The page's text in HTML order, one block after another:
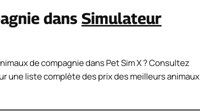
dans Simulateur
de compagnie dans Pet Sim X ? Consultez
une liste complète des prix des meilleurs animaux